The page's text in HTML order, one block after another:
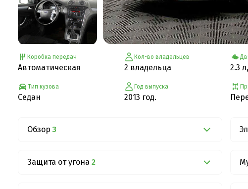
Коробка передач
Автоматическая
Тип кузова
Седан
Кол-во владельцев
2 владельца
Год выпуска
2013 год.
2.3
Обзор 3
Защита от угона 2